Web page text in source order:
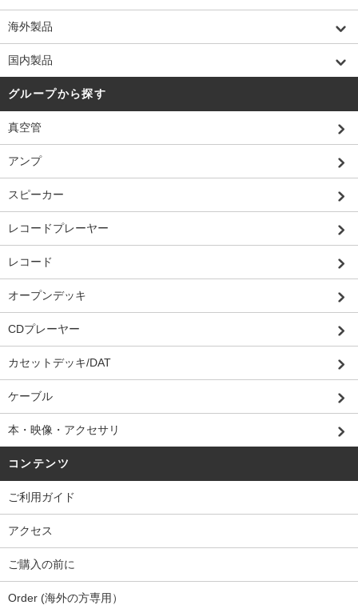
海外製品
国内製品
グループから探す
真空管
アンプ
スピーカー
レコードプレーヤー
レコード
オープンデッキ
CDプレーヤー
カセットデッキ/DAT
ケーブル
本・映像・アクセサリ
コンテンツ
ご利用ガイド
アクセス
ご購入の前に
Order (海外の方専用）